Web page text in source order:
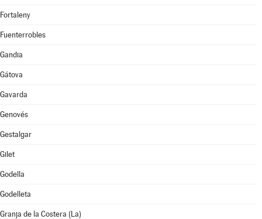
Fortaleny
Fuenterrobles
Gandia
Gátova
Gavarda
Genovés
Gestalgar
Gilet
Godella
Godelleta
Granja de la Costera (La)